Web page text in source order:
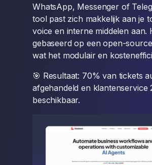
WhatsApp, Messenger of
tool past zich makkelijk aan je
voice en interne middelen aan.
gebaseerd op een open-
wat het modulair en
🎯 Resultaat: 70% van tickets
afgehandeld en klantenservice
beschikbaar.